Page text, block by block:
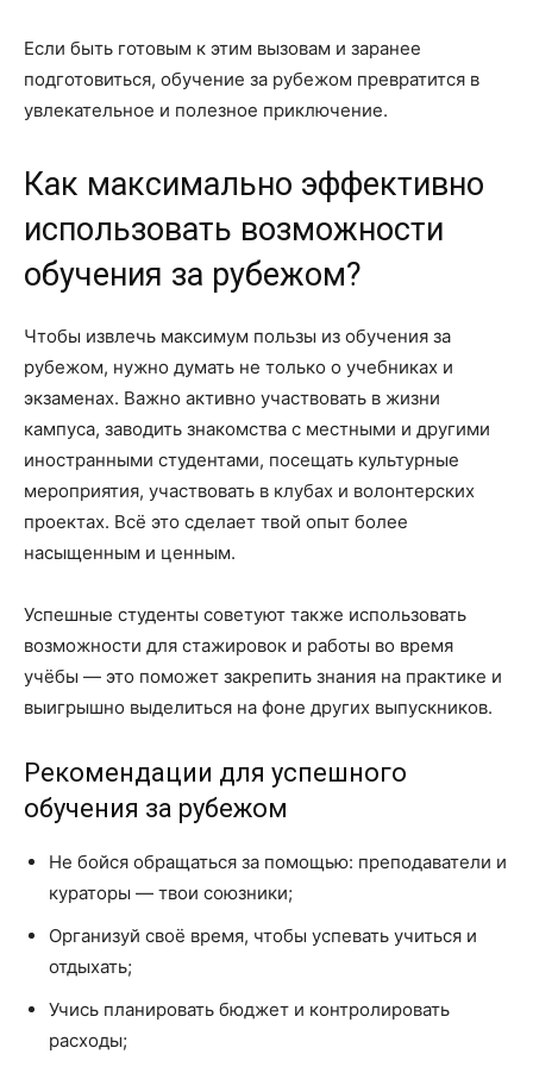
Если быть готовым к этим вызовам и заранее
подготовиться, обучение за рубежом превратится в
увлекательное и полезное приключение.
Как максимально эффективно
использовать возможности
обучения за рубежом?
Чтобы извлечь максимум пользы из обучения за
рубежом, нужно думать не только о учебниках и
экзаменах. Важно активно участвовать в жизни
кампуса, заводить знакомства с местными и другими
иностранными студентами, посещать культурные
мероприятия, участвовать в клубах и волонтерских
проектах. Всё это сделает твой опыт более
насыщенным и ценным.
Успешные студенты советуют также использовать
возможности для стажировок и работы во время
учёбы — это поможет закрепить знания на практике и
выигрышно выделиться на фоне других выпускников.
Рекомендации для успешного
обучения за рубежом
Не бойся обращаться за помощью: преподаватели и
кураторы — твои союзники;
Организуй своё время, чтобы успевать учиться и
отдыхать;
Учись планировать бюджет и контролировать
расходы;